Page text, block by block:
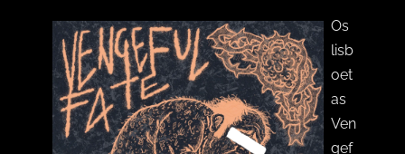
Os
lisb
oet
as
Ven
gef